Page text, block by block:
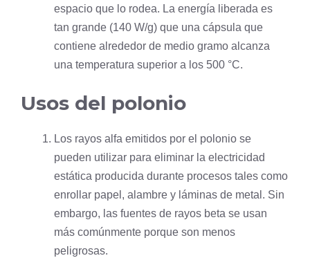
espacio que lo rodea. La energía liberada es
tan grande (140 W/g) que una cápsula que
contiene alrededor de medio gramo alcanza
una temperatura superior a los 500 °C.
Usos del polonio
Los rayos alfa emitidos por el polonio se
pueden utilizar para eliminar la electricidad
estática producida durante procesos tales como
enrollar papel, alambre y láminas de metal. Sin
embargo, las fuentes de rayos beta se usan
más comúnmente porque son menos
peligrosas.